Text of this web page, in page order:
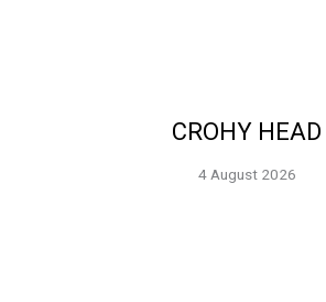
CROHY HEAD
4 August 2026